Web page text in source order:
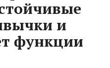
и
функции